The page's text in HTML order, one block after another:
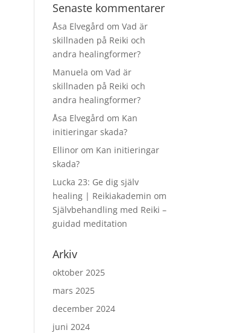
Senaste kommentarer
Åsa Elvegård omVad är
skillnaden på Reiki och
andra healingformer?
Manuela omVad är
skillnaden på Reiki och
andra healingformer?
Åsa Elvegård om Kan
initieringar skada?
Ellinor om Kan initieringar
skada?
Lucka 23: Ge dig själv
healing | Reikiakademin om
Självbehandling med Reiki –
guidad meditation
Arkiv
oktober 2025
mars 2025
december 2024
juni 2024